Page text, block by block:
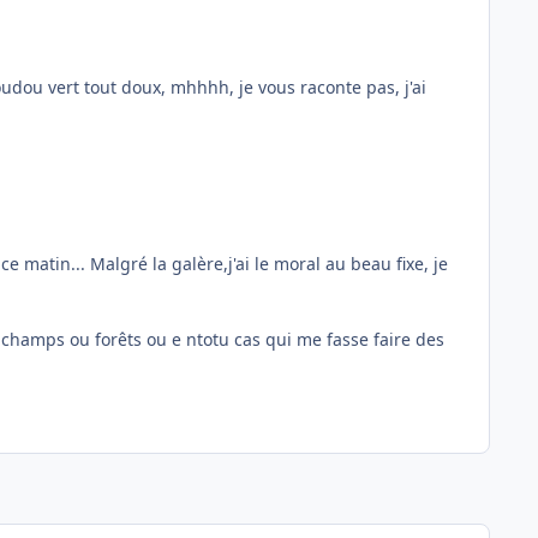
vert tout doux, mhhhh, je vous raconte pas, j'ai
matin... Malgré la galère,j'ai le moral au beau fixe, je
ou forêts ou e ntotu cas qui me fasse faire des